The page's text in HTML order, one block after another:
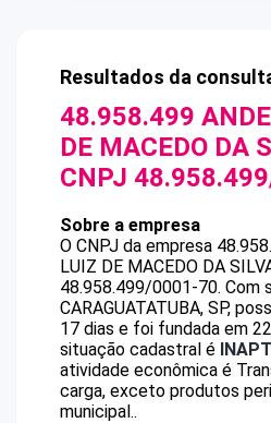
Resultados da
48.958.499
DE MACEDO DA
CNPJ
Sobre a empresa
O CNPJ da empresa
LUIZ DE MACEDO DA
48.958.499/0001-70. Com
CARAGUATATUBA, SP,
17 dias e foi fundada em
situação cadastral é
atividade econômica é
carga, exceto produtos
municipal..